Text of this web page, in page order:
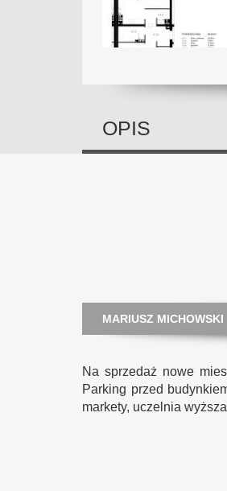
OPIS
MARIUSZ MICHOWSKI
Na sprzedaż nowe
Parking przed
markety, uczelnia